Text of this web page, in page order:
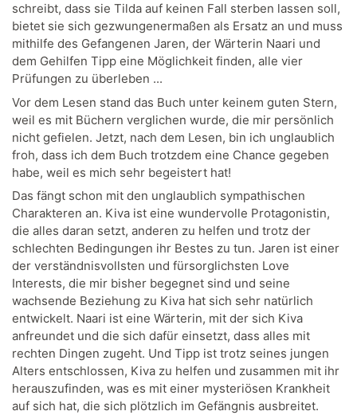
schreibt, dass sie Tilda auf keinen Fall sterben lassen soll,
bietet sie sich gezwungenermaßen als Ersatz an und muss
mithilfe des Gefangenen Jaren, der Wärterin Naari und
dem Gehilfen Tipp eine Möglichkeit finden, alle vier
Prüfungen zu überleben ...
Vor dem Lesen stand das Buch unter keinem guten Stern,
weil es mit Büchern verglichen wurde, die mir persönlich
nicht gefielen. Jetzt, nach dem Lesen, bin ich unglaublich
froh, dass ich dem Buch trotzdem eine Chance gegeben
habe, weil es mich sehr begeistert hat!
Das fängt schon mit den unglaublich sympathischen
Charakteren an. Kiva ist eine wundervolle Protagonistin,
die alles daran setzt, anderen zu helfen und trotz der
schlechten Bedingungen ihr Bestes zu tun. Jaren ist einer
der verständnisvollsten und fürsorglichsten Love
Interests, die mir bisher begegnet sind und seine
wachsende Beziehung zu Kiva hat sich sehr natürlich
entwickelt. Naari ist eine Wärterin, mit der sich Kiva
anfreundet und die sich dafür einsetzt, dass alles mit
rechten Dingen zugeht. Und Tipp ist trotz seines jungen
Alters entschlossen, Kiva zu helfen und zusammen mit ihr
herauszufinden, was es mit einer mysteriösen Krankheit
auf sich hat, die sich plötzlich im Gefängnis ausbreitet.